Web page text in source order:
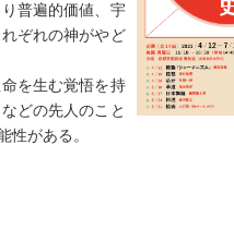
普遍的価値、宇
ぞれの神がやど
を生む覚悟を持
どの先人のこと
がある。